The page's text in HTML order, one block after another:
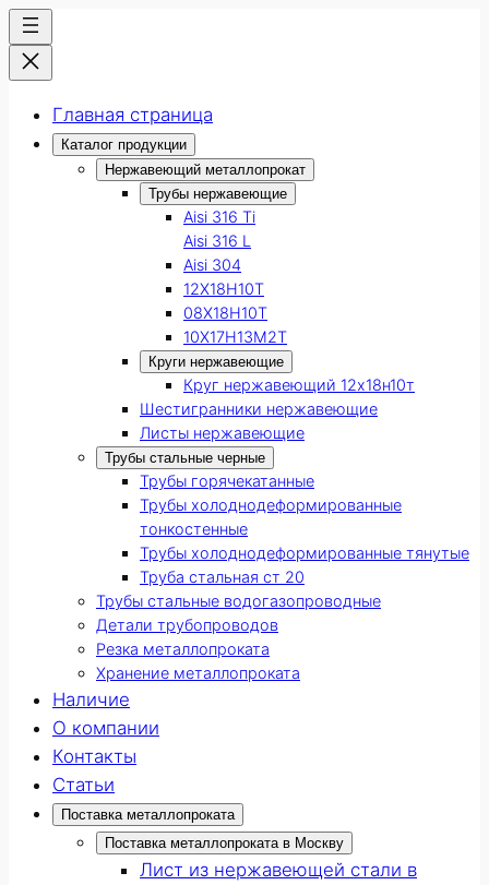
Главная страница
Каталог продукции
Нержавеющий металлопрокат
Трубы нержавеющие
Aisi 316 Ti
Aisi 316 L
Aisi 304
12Х18Н10Т
08Х18Н10Т
10Х17Н13М2Т
Круги нержавеющие
Круг нержавеющий 12х18н10т
Шестигранники нержавеющие
Листы нержавеющие
Трубы стальные черные
Трубы горячекатанные
Трубы холоднодеформированные
тонкостенные
Трубы холоднодеформированные тянутые
Труба стальная ст 20
Трубы стальные водогазопроводные
Детали трубопроводов
Резка металлопроката
Хранение металлопроката
Наличие
О компании
Контакты
Статьи
Поставка металлопроката
Поставка металлопроката в Москву
Лист из нержавеющей стали в